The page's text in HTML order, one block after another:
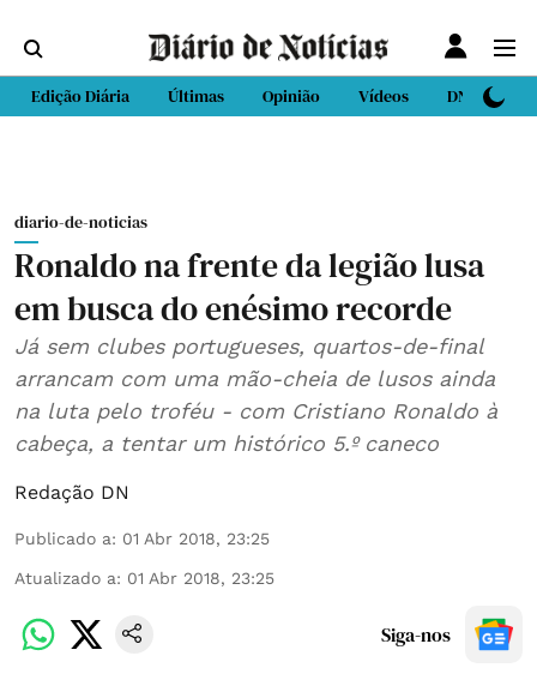
Edição Diária Últimas Opinião Vídeos DN Sport
diario-de-noticias
Ronaldo na frente da legião lusa
em busca do enésimo recorde
Já sem clubes portugueses, quartos-de-final
arrancam com uma mão-cheia de lusos ainda
na luta pelo troféu - com Cristiano Ronaldo à
cabeça, a tentar um histórico 5.º caneco
Redação DN
Publicado a: 01 Abr 2018, 23:25
Atualizado a: 01 Abr 2018, 23:25
Siga-nos